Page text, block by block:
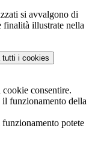
si avvalgono di
finalità illustrate nella
tutti i cookies
cookie consentire.
il funzionamento della
potete